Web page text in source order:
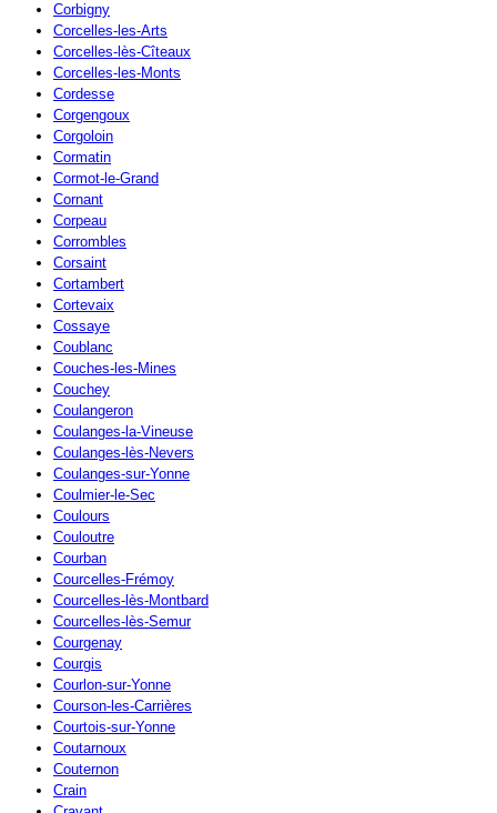
Corbigny
Corcelles-les-Arts
Corcelles-lès-Cîteaux
Corcelles-les-Monts
Cordesse
Corgengoux
Corgoloin
Cormatin
Cormot-le-Grand
Cornant
Corpeau
Corrombles
Corsaint
Cortambert
Cortevaix
Cossaye
Coublanc
Couches-les-Mines
Couchey
Coulangeron
Coulanges-la-Vineuse
Coulanges-lès-Nevers
Coulanges-sur-Yonne
Coulmier-le-Sec
Coulours
Couloutre
Courban
Courcelles-Frémoy
Courcelles-lès-Montbard
Courcelles-lès-Semur
Courgenay
Courgis
Courlon-sur-Yonne
Courson-les-Carrières
Courtois-sur-Yonne
Coutarnoux
Couternon
Crain